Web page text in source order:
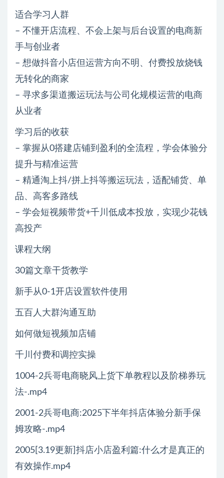
适合学习人群
– 不懂开店流程、不会上架与后台设置的电商新
手与创业者
– 想做抖音小店但运营方向不明、付费投放烧钱
无转化的商家
– 寻求多渠道搬运玩法与公司化规模运营的电商
从业者
学习后的收获
– 掌握从0搭建店铺到盈利的全流程，学会体验分
提升与精准运营
– 精通淘上抖/拼上抖等搬运玩法，适配铺货、单
品、高客多路线
– 学会短视频带货+千川低成本投放，实现少花钱
高投产
课程大纲
30篇文章干货教学
新手从0-1开店设置软件使用
五百人大群沟通互助
如何做短视频加店铺
千川付费和调控实操
1004-2兵哥电商晓风上货下单教程以及阶梯券玩
法-.mp4
2001-2兵哥电商:2025下半年抖店体验分新手保
姆攻略-.mp4
2005[3.19更新]抖店小店盈利篇:什么才是真正的
有效操作.mp4